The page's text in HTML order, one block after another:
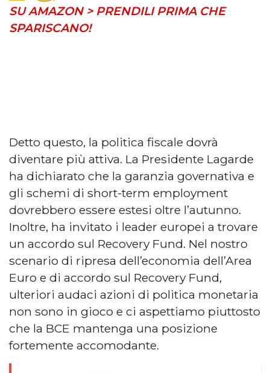
SU AMAZON > PRENDILI PRIMA CHE
SPARISCANO!
Detto questo, la politica fiscale dovrà
diventare più attiva. La Presidente Lagarde
ha dichiarato che la garanzia governativa e
gli schemi di short-term employment
dovrebbero essere estesi oltre l’autunno.
Inoltre, ha invitato i leader europei a trovare
un accordo sul Recovery Fund. Nel nostro
scenario di ripresa dell’economia dell’Area
Euro e di accordo sul Recovery Fund,
ulteriori audaci azioni di politica monetaria
non sono in gioco e ci aspettiamo piuttosto
che la BCE mantenga una posizione
fortemente accomodante.